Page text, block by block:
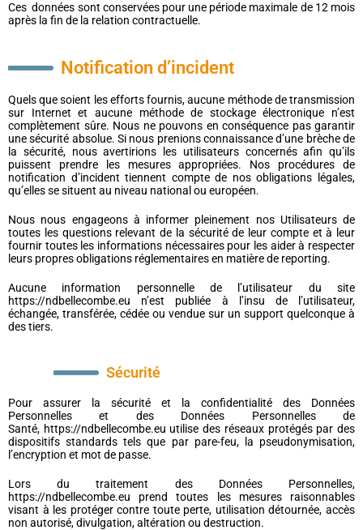
Ces données sont conservées pour une période maximale de 12 mois
après la fin de la relation contractuelle.
Notification d’incident
Quels que soient les efforts fournis, aucune méthode de transmission
sur Internet et aucune méthode de stockage électronique n’est
complètement sûre. Nous ne pouvons en conséquence pas garantir
une sécurité absolue. Si nous prenions connaissance d’une brèche de
la sécurité, nous avertirions les utilisateurs concernés afin qu’ils
puissent prendre les mesures appropriées. Nos procédures de
notification d’incident tiennent compte de nos obligations légales,
qu’elles se situent au niveau national ou européen.
Nous nous engageons à informer pleinement nos Utilisateurs de
toutes les questions relevant de la sécurité de leur compte et à leur
fournir toutes les informations nécessaires pour les aider à respecter
leurs propres obligations réglementaires en matière de reporting.
Aucune information personnelle de l’utilisateur du site
https://ndbellecombe.eu n’est publiée à l’insu de l’utilisateur,
échangée, transférée, cédée ou vendue sur un support quelconque à
des tiers.
Sécurité
Pour assurer la sécurité et la confidentialité des Données
Personnelles et des Données Personnelles de
Santé, https://ndbellecombe.eu utilise des réseaux protégés par des
dispositifs standards tels que par pare-feu, la pseudonymisation,
l’encryption et mot de passe.
Lors du traitement des Données Personnelles,
https://ndbellecombe.eu prend toutes les mesures raisonnables
visant à les protéger contre toute perte, utilisation détournée, accès
non autorisé, divulgation, altération ou destruction.